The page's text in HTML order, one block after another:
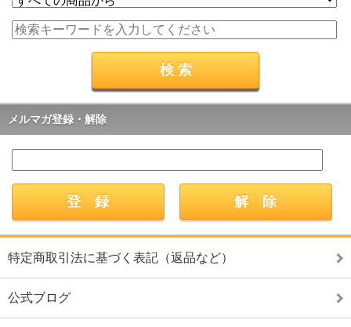
メルマガ登録・解除
特定商取引法に基づく表記（返品など）
公式ブログ